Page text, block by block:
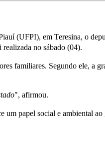
(UFPI), em Teresina, o
no sábado (04).
familiares. Segundo ele, a
", afirmou.
papel social e ambiental